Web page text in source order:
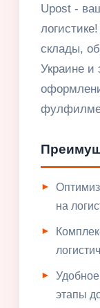
Upost -
склады,
Украине и
на
этапы